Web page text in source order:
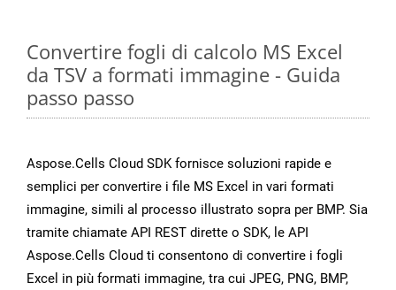
Convertire fogli di calcolo MS Excel
da TSV a formati immagine - Guida
passo passo
Aspose.Cells Cloud SDK fornisce soluzioni rapide e
semplici per convertire i file MS Excel in vari formati
immagine, simili al processo illustrato sopra per BMP. Sia
tramite chiamate API REST dirette o SDK, le API
Aspose.Cells Cloud ti consentono di convertire i fogli
Excel in più formati immagine, tra cui JPEG, PNG, BMP,